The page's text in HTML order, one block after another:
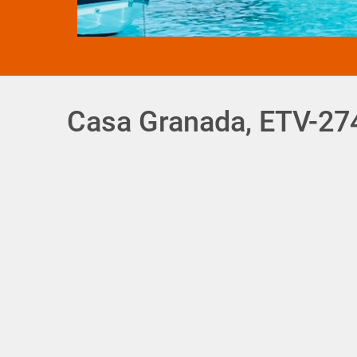
Casa Granada, ETV-